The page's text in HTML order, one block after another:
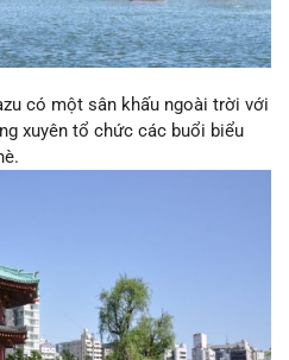
có một sân khấu ngoài trời với
xuyên tổ chức các buổi biểu